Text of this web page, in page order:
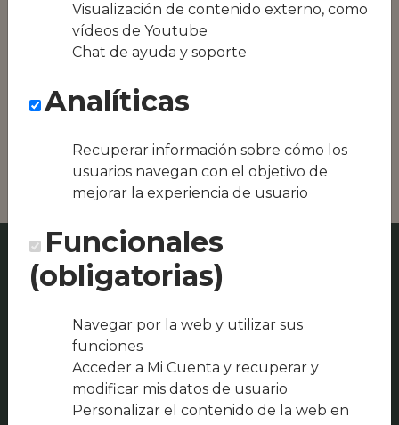
Conseguimos la
oferta local de tu
ser Romanca Hotel
Restaurante o
Puente
Visualización de contenido externo, como
vídeos de Youtube
Chat de ayuda y soporte
Analíticas
Recuperar información sobre cómo los
usuarios navegan con el objetivo de
mejorar la experiencia de usuario
Funcionales
(obligatorias)
Navegar por la web y utilizar sus
funciones
Acceder a Mi Cuenta y recuperar y
modificar mis datos de usuario
Personalizar el contenido de la web en